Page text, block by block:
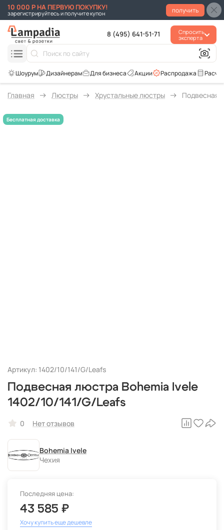
10 000 Р НА ПЕРВУЮ ПОКУПКУ!
зарегистрируйтесь и получите купон получить
8 (495) 641-51-71
Спросить
эксперта
Распродажа
Акции
Для бизнеса
Главная Люстры Хрустальные люстры Подвесная
Артикул: 1402/10/141/G/Leafs
Подвесная люстра Bohemia Ivele
1402/10/141/G/Leafs
0 Нет отзывов
Bohemia Ivele
Чехия
Последняя цена:
43 585 ₽
Хочу купить еще дешевле